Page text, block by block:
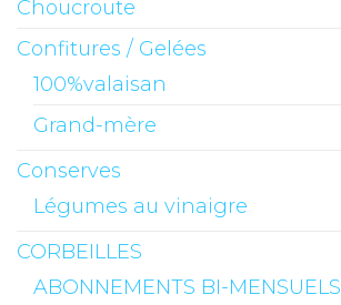
Choucroute
Confitures / Gelées
100%valaisan
Grand-mère
Conserves
Légumes au vinaigre
CORBEILLES
ABONNEMENTS BI-MENSUELS